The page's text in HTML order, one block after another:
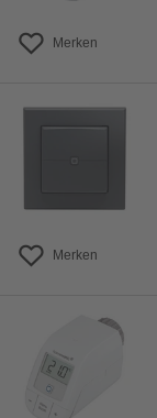
Merken
Merken